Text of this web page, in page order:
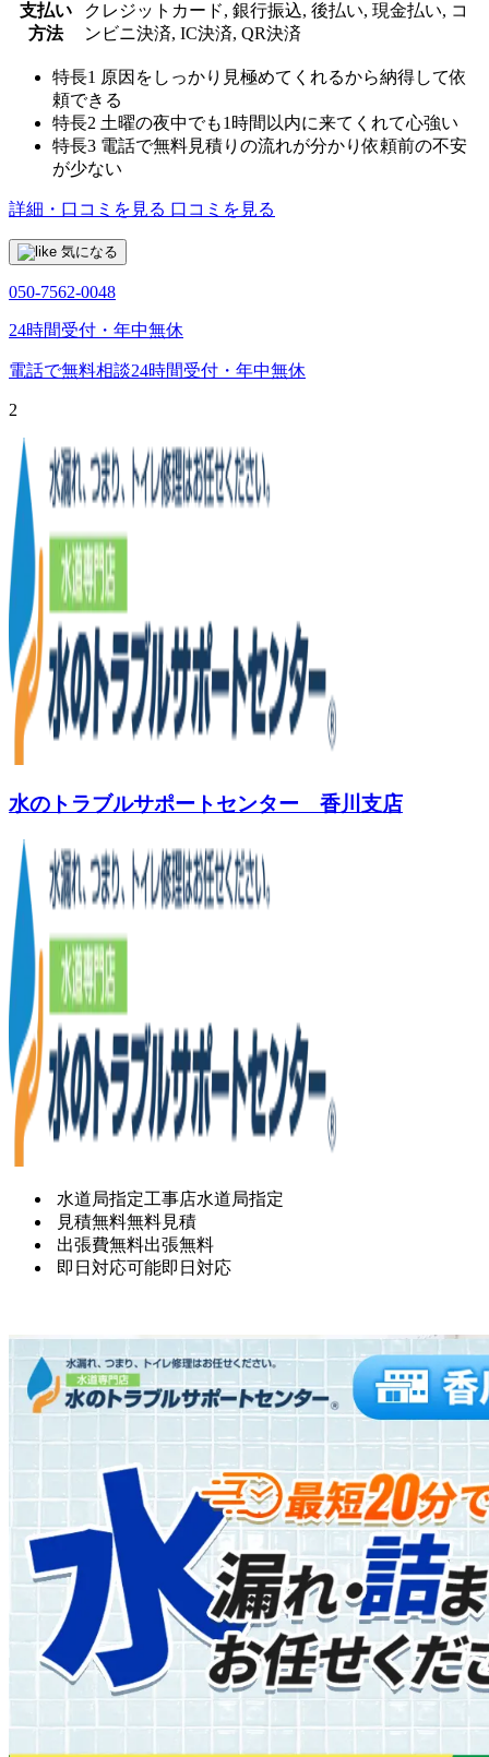
支払い
方法
クレジットカード, 銀行振込, 後払い, 現金払い, コ
ンビニ決済, IC決済, QR決済
特長1 原因をしっかり見極めてくれるから納得して依
頼できる
特長2 土曜の夜中でも1時間以内に来てくれて心強い
特長3 電話で無料見積りの流れが分かり依頼前の不安
が少ない
詳細・口コミを見る 口コミを見る
気になる
050-7562-0048
24時間受付・年中無休
電話で無料相談24時間受付・年中無休
2
水のトラブルサポートセンター 香川支店
水道局指定工事店水道局指定
見積無料無料見積
出張費無料出張無料
即日対応可能即日対応